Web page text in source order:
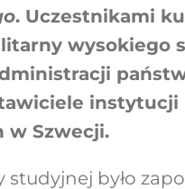
. Uczestnikami
wysokiego
instytucji
w Szwecji.
studyjnej było